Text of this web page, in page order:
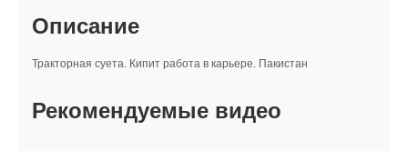
Описание
Тракторная суета. Кипит работа в карьере. Пакистан
Рекомендуемые видео